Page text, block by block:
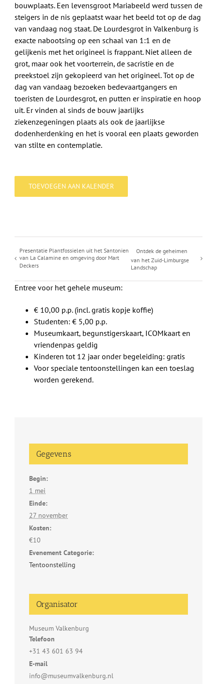
bouwplaats. Een levensgroot Mariabeeld werd tussen de
steigers in de nis geplaatst waar het beeld tot op de dag
van vandaag nog staat. De Lourdesgrot in Valkenburg is
exacte nabootsing op een schaal van 1:1 en de
gelijkenis met het origineel is frappant. Niet alleen de
grot, maar ook het voorterrein, de sacristie en de
preekstoel zijn gekopieerd van het origineel. Tot op de
dag van vandaag bezoeken bedevaartgangers en
toeristen de Lourdesgrot, en putten er inspiratie en hoop
uit. Er vinden al sinds de bouw jaarlijks
ziekenzegeningen plaats als ook de jaarlijkse
dodenherdenking en het is vooral een plaats geworden
van stilte en contemplatie.
TOEVOEGEN AAN KALENDER
Presentatie Plantfossielen uit het Santonien
van La Calamine en omgeving door Mart
Deckers
Ontdek de geheimen
van het Zuid-Limburgse
Landschap
Entree voor het gehele museum:
€ 10,00 p.p. (incl. gratis kopje koffie)
Studenten: € 5,00 p.p.
Museumkaart, begunstigerskaart, ICOMkaart en
vriendenpas geldig
Kinderen tot 12 jaar onder begeleiding: gratis
Voor speciale tentoonstellingen kan een toeslag
worden gerekend.
Gegevens
Begin:
1 mei
Einde:
27 november
Kosten:
€10
Evenement Categorie:
Tentoonstelling
Organisator
Museum Valkenburg
Telefoon
+31 43 601 63 94
E-mail
info@museumvalkenburg.nl